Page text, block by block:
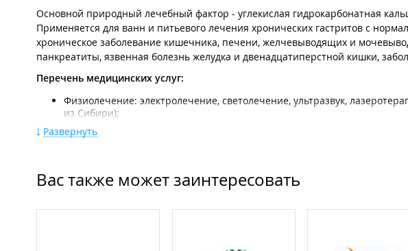
Основной природный лечебный фактор - углекислая гидрокарбонатная
Применяется для ванн и питьевого лечения хронических гастритов с
хроническое заболевание кишечника, печени, желчевыводящих и
панкреатиты, язвенная болезнь желудка и двенадцатиперстной кишки,
Перечень медицинских услуг:
Физиолечение: электролечение, светолечение, ультразвук,
из Сибири);
Ультразвуковая диагностика;
Суховоздушная ванна в гипертермальном помещении (сауна).
Развернуть
Вас также может заинтересовать